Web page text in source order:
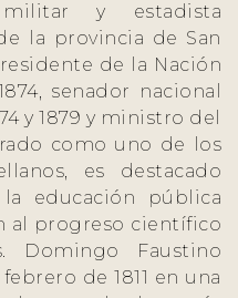
y estadista
la provincia de San
de la Nación
senador nacional
y 1879 y ministro del
como uno de los
es destacado
educación pública
al progreso científico
Faustino
de 1811 en una